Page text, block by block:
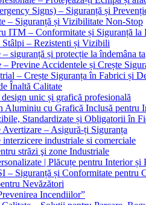
Signs) – Siguranță și
– Siguranță și Vizibilitate Non-Stop
ITM – Conformitate și Siguranță la
Stâlpi – Rezistenti și Vizibili
siguranță și protecție la îndemâna ta
– Previne Accidentele și Crește
– Crește Siguranța în Fabrici și
Înaltă Calitate
unic și grafică profesională
Aluminiu cu Grafică Inclusă pentru
Standardizate și Obligatorii în
Avertizare – Asigură-ți Siguranța
interzicere industriale si comerciale
străzi şi zone Industriale
| Plăcuțe pentru Interior și
– Siguranță și Conformitate pentru
Nevăzători
Incendiilor”